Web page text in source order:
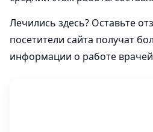
Лечились здесь? Оставьте
посетители сайта получат
информации о работе